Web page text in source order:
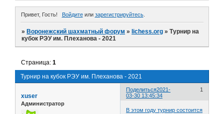
Привет, Гость! Войдитеили зарегистрируйтесь.
»Воронежский шахматный форум »lichess.org »Турнир на
кубок РЭУ им. Плеханова - 2021
Турнир на кубок РЭУ им. Плеханова - 2021
Страница:1
Поделиться 1
2021-
03-30 13:45:34
xuser
Администратор
В этом году турнир состоится